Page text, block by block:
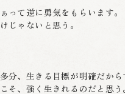
って逆に勇気をもらいま
じゃないと思う。
、生きる目標が明確だから
、強く生きれるのだと思う。